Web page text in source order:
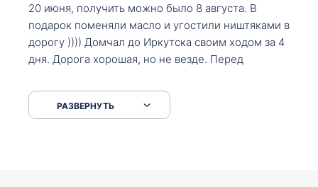
20 июня, получить можно было 8 августа. В
подарок поменяли масло и угостили ништяками в
дорогу )))) Домчал до Иркутска своим ходом за 4
дня. Дорога хорошая, но не везде. Перед
серпантинах по пути следования.
РАЗВЕРНУТЬ